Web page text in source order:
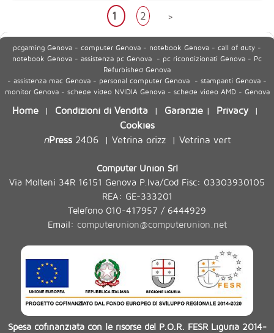
1 2 >
pcgaming Genova - computer Genova - notebook Genova - call of duty -
notebook Genova - assistenza pc Genova - pc ricondizionati Genova - Pc
Refurbished Genova
- assistenza mac Genova - personal computer Genova - stampanti Genova -
monitor Genova - schede video NVIDIA Genova - schede video AMD - Genova
Home | Condizioni di Vendita | Garanzie | Privacy|
Cookies
nPress2406| Vetrina orizz| Vetrina vert
Computer Union Srl
Via Molteni 34R 16151 Genova P.Iva/Cod Fisc: 03303930105
REA: GE-333201
Telefono 010-417957 / 6444929
Email: computerunion@computerunion.net
Spesa cofinanziata con le risorse del P.O.R. FESR Liguria 2014-